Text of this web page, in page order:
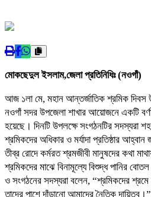
মোকছেদুল ইসলাম,জেলা প্রতিনিধিঃ (নওগাঁ)
আজ ১লা মে, মহান আন্তর্জাতিক শ্রমিক দিবস
নওগাঁ সদর উপজেলা শাখার আয়োজনে একটি
হয়েছে। দিনটি উপলক্ষে সংগঠনটির সদস্যরা
শ্রমিকদের অধিকার ও মর্যাদা প্রতিষ্ঠার
তীব্র রোদে কর্মরত শ্রমজীবী মানুষদের কথা
শ্রমিকদের মাঝে বিনামূল্যে বিশুদ্ধ পানির
ও সংগঠনের সদস্যরা বলেন, “শ্রমিকদের
তাদের পাশে দাঁড়ানো আমাদের নৈতিক